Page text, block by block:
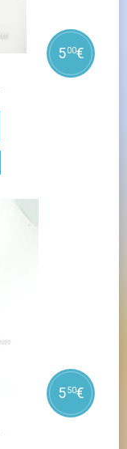
500€
550€